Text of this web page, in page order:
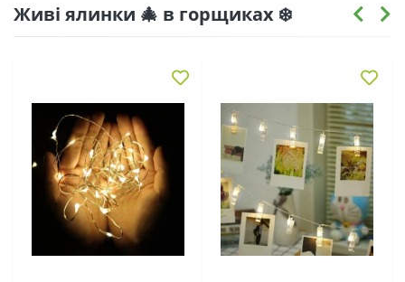
Живі ялинки 🎄 в горщиках ❄️